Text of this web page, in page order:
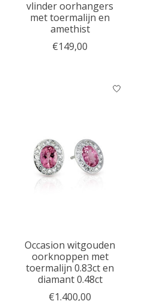
vlinder oorhangers
met toermalijn en
amethist
€149,00
Occasion witgouden
oorknoppen met
toermalijn 0.83ct en
diamant 0.48ct
€1.400,00